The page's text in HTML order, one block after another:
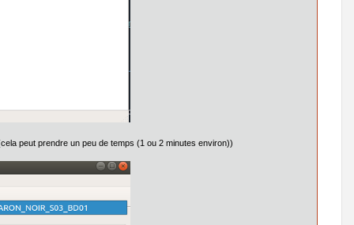
peut prendre un peu de temps (1 ou 2 minutes environ))